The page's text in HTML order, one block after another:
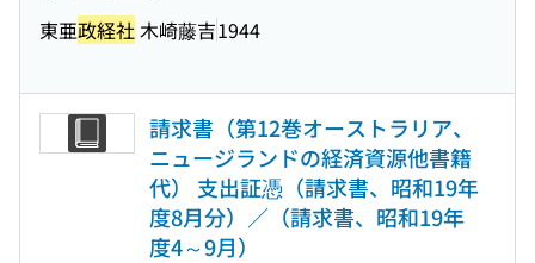
東亜政経社木崎藤吉1944
請求書（第12巻オーストラリア、
ニュージランドの経済資源他書籍
代） 支出証憑（請求書、昭和19年
度8月分）／（請求書、昭和19年
度4～9月）